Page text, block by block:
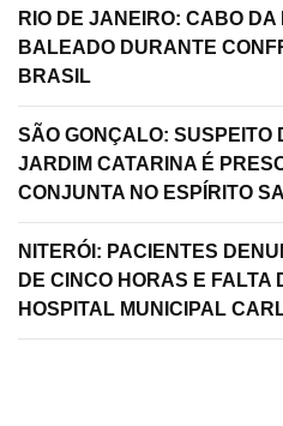
RIO DE JANEIRO: CABO DA
BALEADO DURANTE
BRASIL
SÃO GONÇALO: SUSPEITO
JARDIM CATARINA É
CONJUNTA NO ESPÍRITO
NITERÓI: PACIENTES
DE CINCO HORAS E FALTA
HOSPITAL MUNICIPAL